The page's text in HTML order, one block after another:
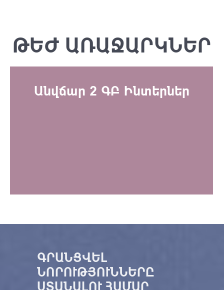
ԹԵԺ ԱՌԱՋԱՐԿՆԵՐ
Անվճար 2 ԳԲ Ինտերներ
ԳՐԱՆՑՎԵԼ
ՆՈՐՈՒԹՅՈՒՆՆԵՐԸ
ՍՏԱՆԱԼՈՒ ՀԱՄԱՐ